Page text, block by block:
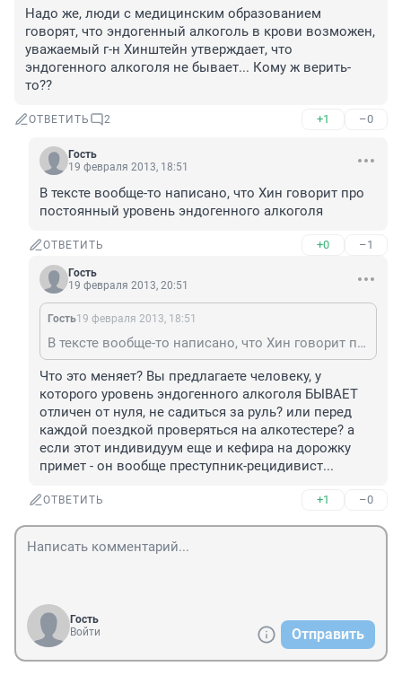
Надо же, люди с медицинским образованием
говорят, что эндогенный алкоголь в крови возможен,
уважаемый г-н Хинштейн утверждает, что
эндогенного алкоголя не бывает... Кому ж верить-
то??
ОТВЕТИТЬ 2 +1 –0
Гость
19 февраля 2013, 18:51
В тексте вообще-то написано, что Хин говорит про
постоянный уровень эндогенного алкоголя
ОТВЕТИТЬ +0 –1
Гость
19 февраля 2013, 20:51
Гость19 февраля 2013, 18:51
В тексте вообще-то написано, что Хин говорит про постоянный уровень эндогенного алкоголя
Что это меняет? Вы предлагаете человеку, у
которого уровень эндогенного алкоголя БЫВАЕТ
отличен от нуля, не садиться за руль? или перед
каждой поездкой проверяться на алкотестере? а
если этот индивидуум еще и кефира на дорожку
примет - он вообще преступник-рецидивист...
ОТВЕТИТЬ +1 –0
Гость
Войти
Отправить